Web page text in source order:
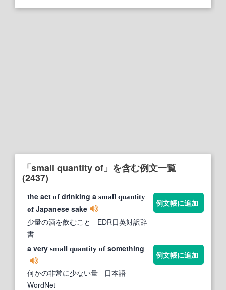
「small quantity of」を含む例文一覧
(2437)
the act ofdrinking a small quantity
ofJapanese sake
少量の酒を飲むこと - EDR日英対訳辞
書
例文帳に追加
a very small quantity ofsomething
何かの非常に少ない量 - 日本語
WordNet
例文帳に追加